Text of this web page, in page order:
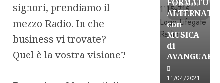
signori, prendiamo il
mezzo Radio. In che
business vi trovate?
Quel è la vostra visione?
5 minuti
letti
FORMATO
con
MUSICA
di
11/04/2021